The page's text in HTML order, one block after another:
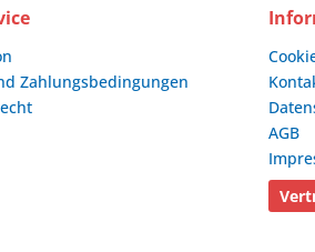
Zahlungsbedingungen
AGB